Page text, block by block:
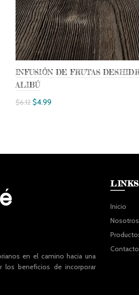
INFUSIÓN DE FRUTAS
ALIBÚ
$6.12 $4.99
en el camino hacia una
los beneficios de incorporar
Inicio
Nosotros
Contacto